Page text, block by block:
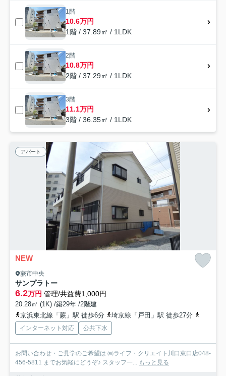
1階
10.6万円
1階 / 37.89㎡ / 1LDK
2階
10.8万円
2階 / 37.29㎡ / 1LDK
3階
11.1万円
3階 / 36.35㎡ / 1LDK
アパート
NEW
蕨市中央
サンプラトー
6.2万円 管理/共益費1,000円
20.28㎡ (1K) /築29年 /2階建
京浜東北線「蕨」駅 徒歩6分
埼京線「戸田」駅 徒歩27分
インターネット対応 公共下水
お問い合わせ・ご見学のご希望は ㈱ライフ・クリエイト川口東口店048-
456-5811 までお気軽にどうぞ♪ スタッフ一... もっと見る